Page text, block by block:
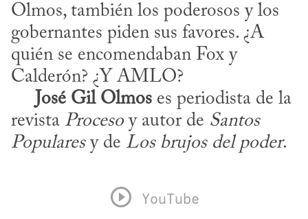
Olmos, también los poderosos y los
gobernantes piden sus favores. ¿A
quién se encomendaban Fox y
Calderón? ¿Y AMLO?
José Gil Olmos es periodista de la
revista Proceso y autor de Santos
Populares y de Los brujos del poder.
YouTube